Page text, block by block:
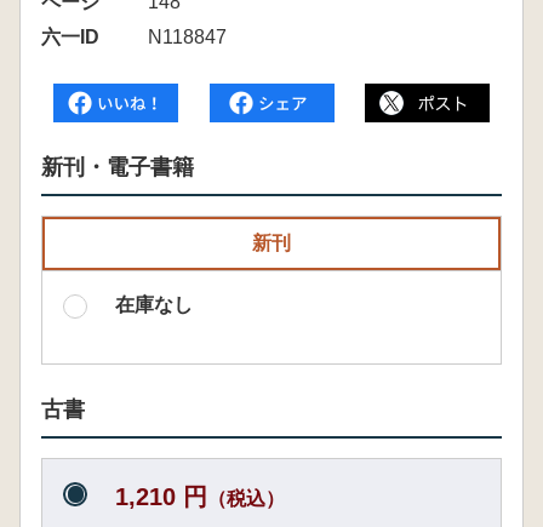
六一ID
N118847
新刊・電子書籍
新刊
在庫なし
古書
1,210 円 （税込）